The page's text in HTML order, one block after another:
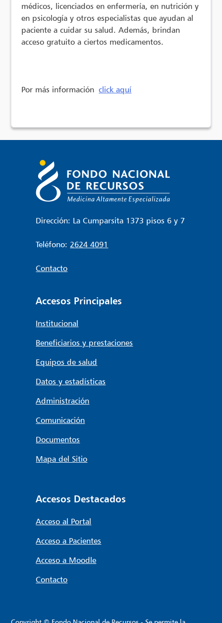
médicos, licenciados en enfermería, en nutrición y
en psicología y otros especialistas que ayudan al
paciente a cuidar su salud. Además, brindan
acceso gratuito a ciertos medicamentos.
Por más informaciónclick aquí
Dirección: La Cumparsita 1373 pisos 6 y 7
Teléfono: 2624 4091
Contacto
Accesos Principales
Institucional
Beneficiarios y prestaciones
Equipos de salud
Datos y estadísticas
Administración
Comunicación
Documentos
Mapa del Sitio
Accesos Destacados
Acceso al Portal
Acceso a Pacientes
Acceso a Moodle
Contacto